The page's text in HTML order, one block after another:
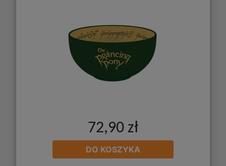
72,90 zł
DO KOSZYKA